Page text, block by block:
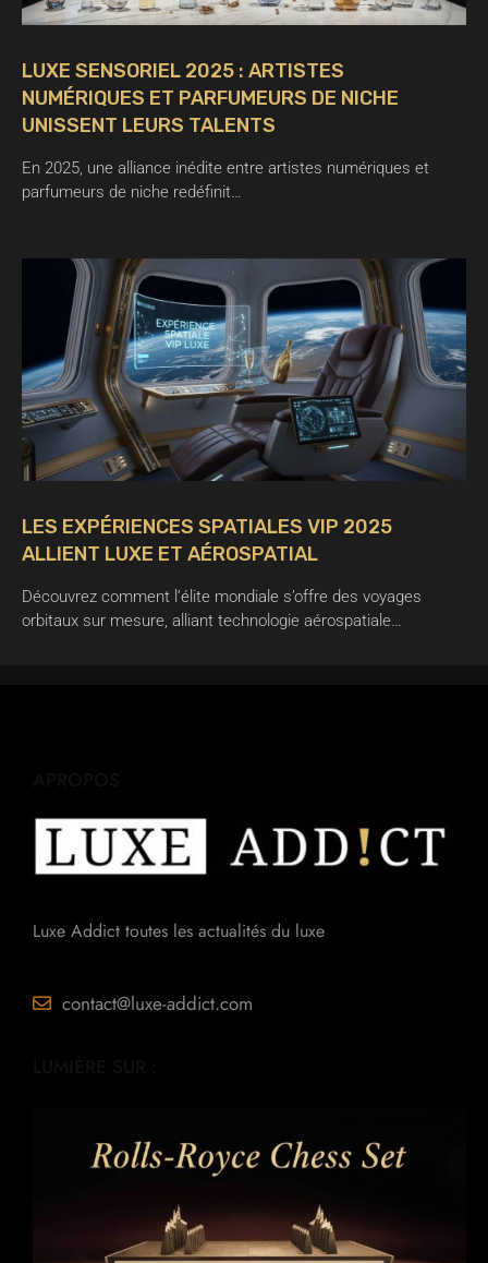
LUXE SENSORIEL 2025 : ARTISTES
NUMÉRIQUES ET PARFUMEURS DE NICHE
UNISSENT LEURS TALENTS
En 2025, une alliance inédite entre artistes numériques et
parfumeurs de niche redéfinit…
LES EXPÉRIENCES SPATIALES VIP 2025
ALLIENT LUXE ET AÉROSPATIAL
Découvrez comment l’élite mondiale s’offre des voyages
orbitaux sur mesure, alliant technologie aérospatiale…
Luxe Addict toutes les actualités du luxe
contact@luxe-addict.com